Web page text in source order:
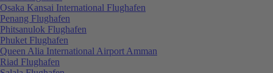
Osaka Kansai International Flughafen
Penang Flughafen
Phitsanulok Flughafen
Phuket Flughafen
Queen Alia International Airport Amman
Riad Flughafen